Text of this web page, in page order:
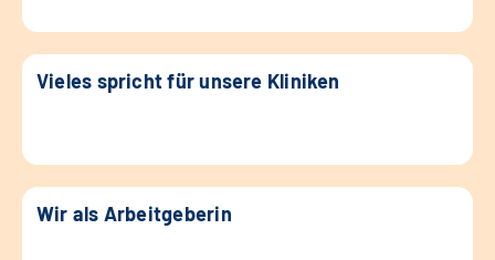
Vieles spricht für unsere Kliniken
Wir als Arbeitgeberin